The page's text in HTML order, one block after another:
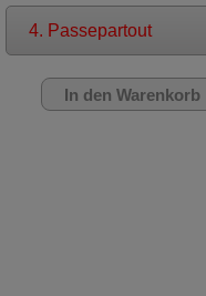
4. Passepartout